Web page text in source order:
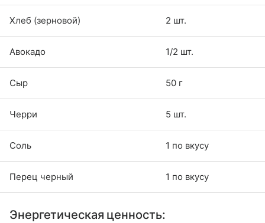
Хлеб (зерновой) 2 шт.
Авокадо 1/2 шт.
Сыр 50 г
Черри 5 шт.
Соль 1 по вкусу
Перец черный 1 по вкусу
Энергетическая ценность: